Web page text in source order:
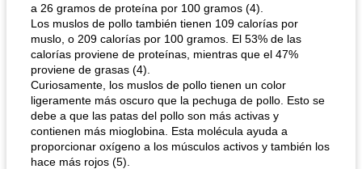
sopa de lentejas negras del chef john
a 26 gramos de proteína por 100 gramos (4).
Los muslos de pollo también tienen 109 calorías por
muslo, o 209 calorías por 100 gramos. El 53% de las
calorías proviene de proteínas, mientras que el 47%
proviene de grasas (4).
Curiosamente, los muslos de pollo tienen un color
ligeramente más oscuro que la pechuga de pollo. Esto se
debe a que las patas del pollo son más activas y
contienen más mioglobina. Esta molécula ayuda a
proporcionar oxígeno a los músculos activos y también los
hace más rojos (5).